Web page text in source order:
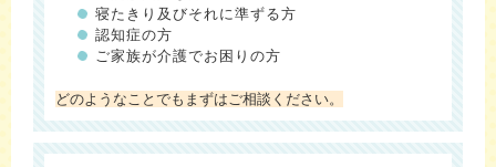
寝たきり及びそれに準ずる方
認知症の方
ご家族が介護でお困りの方
どのようなことでもまずはご相談ください。